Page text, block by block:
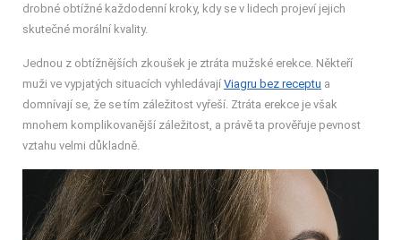
drobné obtížné každodenní kroky, kdy se v lidech projeví jejich
skutečné morální kvality.
Jednou z obtížnějších zkoušek je ztráta mužské erekce. Někteří
muži ve vypjatých situacích vyhledávají Viagru bez receptu a
domnívají se, že se tím záležitost vyřeší. Ztráta erekce je však
mnohem komplikovanější záležitost, a právě ta prověřuje pevnost
vztahu velmi důkladně.